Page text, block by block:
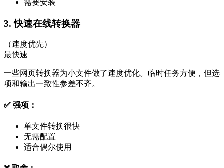
需要安装
3. 快速在线转换器
（速度优先）
最快速
一些网页转换器为小文件做了速度优化。临时任务方便，但选
项和输出一致性参差不齐。
✅ 强项：
单文件转换很快
无需配置
适合偶尔使用